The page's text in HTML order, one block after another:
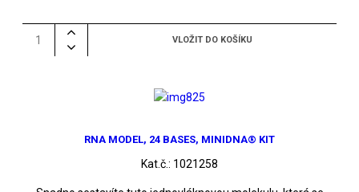
RNA MODEL, 24 BASES, MINIDNA® KIT
Kat.č.: 1021258